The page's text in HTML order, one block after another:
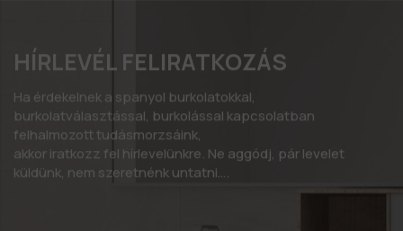
HÍRLEVÉL FELIRATKOZÁS
Ha érdekelnek a spanyol burkolatokkal,
burkolatválasztással, burkolással kapcsolatban
felhalmozott tudásmorzsáink,
akkor iratkozz fel hírlevelünkre. Ne aggódj, pár levelet
küldünk, nem szeretnénk untatni….